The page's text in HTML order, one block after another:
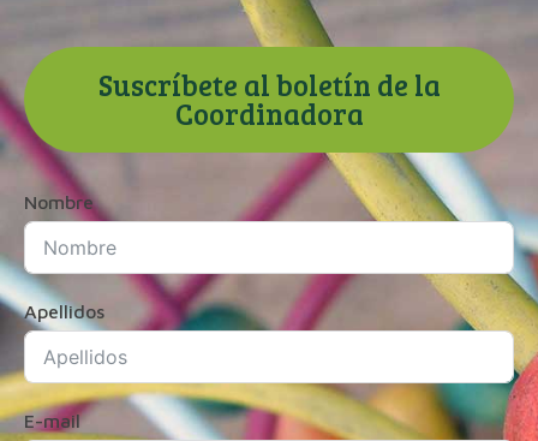
Suscríbete al boletín de la
Coordinadora
Nombre
Apellidos
E-mail